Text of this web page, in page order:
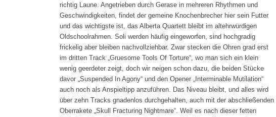
richtig Laune. Angetrieben durch Gerase in mehreren Rhythmen und
Geschwindigkeiten, findet der gemeine Knochenbrecher hier sein Futter
und das wichtigste ist, das Alberta Quartett bleibt im altehrwürdigen
Oldschoolrahmen. Soli werden häufig eingeworfen, sind hochgradig
frickelig aber bleiben nachvollziehbar. Zwar stecken die Ohren grad erst
im dritten Track „Gruesome Tools Of Torture“, wo man sich ein klein
wenig geerdeter zeigt, doch wir neigen schon dazu, die beiden Stücke
davor „Suspended In Agony“ und den Opener „Interminable Mutilation“
auch noch als Anspieltipp anzuführen. Das Niveau bleibt, und alles wird
über zehn Tracks gnadenlos durchgehalten, auch mit der abschließenden
Oberrakete „Skull Fracturing Nightmare“. Weil es nach dieser fetten